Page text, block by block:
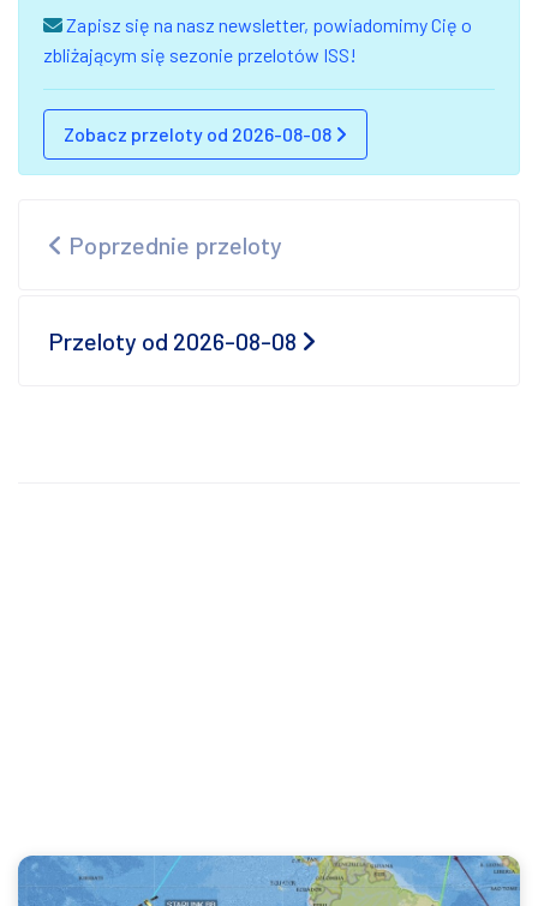
Zapisz się na nasz newsletter, powiadomimy Cię o
zbliżającym się sezonie przelotów ISS!
Zobacz przeloty od 2026-08-08
Poprzednie przeloty
Przeloty od 2026-08-08